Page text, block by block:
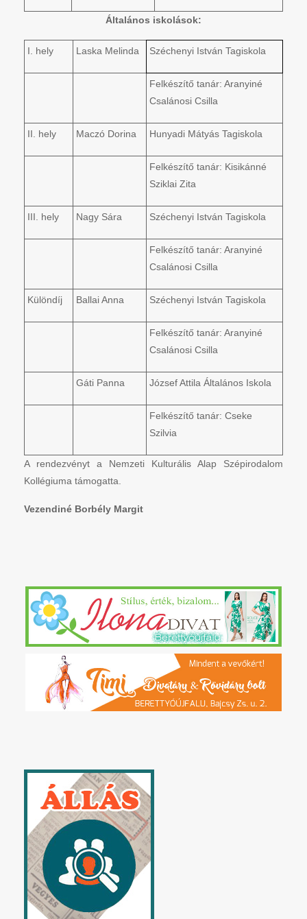
Általános iskolások:
I. hely Laska Melinda Széchenyi István Tagiskola
Felkészítő tanár: Aranyiné
Csalánosi Csilla
II. hely Maczó Dorina Hunyadi Mátyás Tagiskola
Felkészítő tanár: Kisikánné
Sziklai Zita
III. hely Nagy Sára Széchenyi István Tagiskola
Felkészítő tanár: Aranyiné
Csalánosi Csilla
Különdíj Ballai Anna Széchenyi István Tagiskola
Felkészítő tanár: Aranyiné
Csalánosi Csilla
Gáti Panna József Attila Általános Iskola
Felkészítő tanár: Cseke
Szilvia
A rendezvényt a Nemzeti Kulturális Alap Szépirodalom
Kollégiuma támogatta.
Vezendiné Borbély Margit